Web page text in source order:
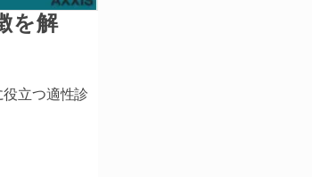
を解
立つ適性診